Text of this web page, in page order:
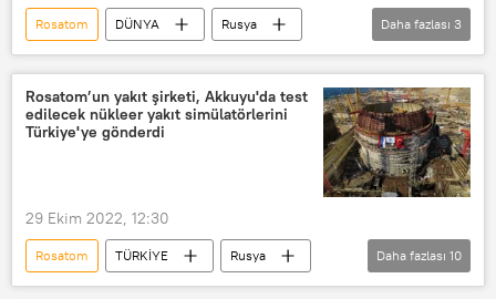
Rosatom DÜNYA
Rusya
Rusya Devlet Nükleer Enerji Kurumu (Rosatom)
Avrupa Birliği
Yaptırım
Daha fazlası 3
Rosatom’un yakıt şirketi, Akkuyu'da test
edilecek nükleer yakıt simülatörlerini
Türkiye'ye gönderdi
29 Ekim 2022, 12:30
Rosatom TÜRKİYE
Rusya
Rosatom
Daha fazlası 10